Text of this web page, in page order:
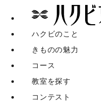
ハクビのこと
きものの魅力
コース
教室を探す
コンテスト